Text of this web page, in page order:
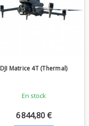
DJI Matrice 4T (Thermal)
En stock
6 844,80 €